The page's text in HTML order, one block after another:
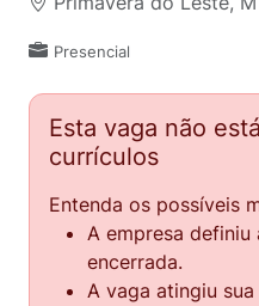
Presencial
Esta vaga não
currículos
Entenda os possíveis
A empresa
encerrada.
A vaga atingiu